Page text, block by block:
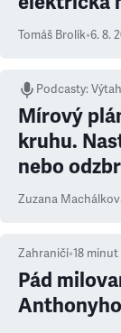
Tomáš Brolík•6. 8.
Podcasty:
Mírový
kruhu.
nebo
Zuzana
Zahraničí•18 minut
Pád